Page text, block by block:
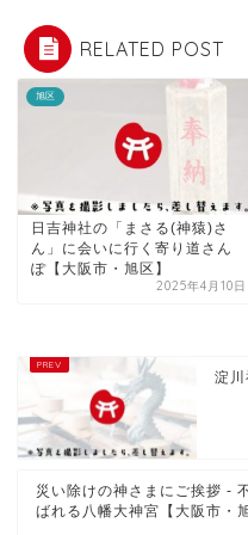
RELATED POST
旭区
日吉神社の「まさる(神猿)さ
ん」に会いに行く寄り道さん
ぽ【大阪市・旭区】
2025年4月10日
淀川
災い除けの神さまにご挨拶 -
ばれる八幡大神宮【大阪市・